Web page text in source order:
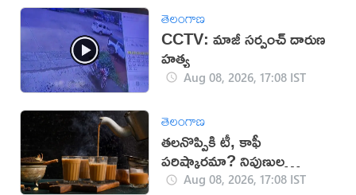
తెలంగాణ
CCTV: మాజీ సర్పంచ్ దారుణ
హత్య
Aug 08, 2026, 17:08 IST
తెలంగాణ
తలనొప్పికి టీ, కాఫీ
పరిష్కారమా? నిపుణుల
సూచనలు ఇవే!
Aug 08, 2026, 17:08 IST